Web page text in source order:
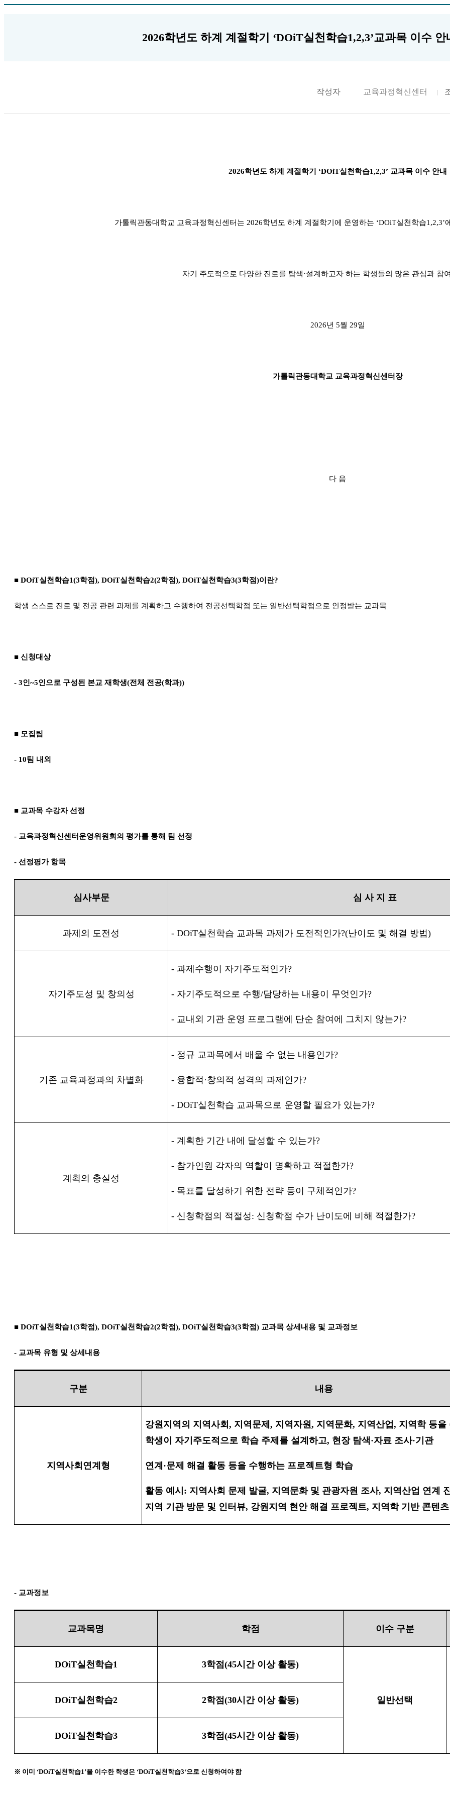
2026학년도 하계 계절학기 ‘DOiT실천학습1,2,3’교과목 이수
작성자 교육과정혁신센터
2026학년도 하계 계절학기 ‘DOiT실천학습1,2,3’ 교과목 이수 안내
가톨릭관동대학교 교육과정혁신센터는 2026학년도 하계 계절학기에 운영하는 ‘DOiT실천학습1,2,3’
자기 주도적으로 다양한 진로를 탐색·설계하고자 하는 학생들의 많은 관심과 참
2026년 5월 29일
가톨릭관동대학교 교육과정혁신센터장
다 음
■ DOiT실천학습1(3학점), DOiT실천학습2(2학점), DOiT실천학습3(3학점)이란?
학생 스스로 진로 및 전공 관련 과제를 계획하고 수행하여 전공선택학점 또는 일반선택학점으로 인정받는 교과목
■ 신청대상
- 3인~5인으로 구성된 본교 재학생(전체 전공(학과))
■ 모집팀
- 10팀 내외
■ 교과목 수강자 선정
- 교육과정혁신센터운영위원회의 평가를 통해 팀 선정
- 선정평가 항목
심사부문 심 사 지 표
과제의 도전성 - DOiT실천학습 교과목 과제가 도전적인가?(난이도 및 해결 방법)
자기주도성 및 창의성
- 과제수행이 자기주도적인가?
- 자기주도적으로 수행/담당하는 내용이 무엇인가?
- 교내외 기관 운영 프로그램에 단순 참여에 그치지 않는가?
기존 교육과정과의 차별화
- 정규 교과목에서 배울 수 없는 내용인가?
- 융합적 ·창의적 성격의 과제인가?
- DOiT실천학습 교과목으로 운영할 필요가 있는가?
계획의 충실성
- 계획한 기간 내에 달성할 수 있는가?
- 참가인원 각자의 역할이 명확하고 적절한가?
- 목표를 달성하기 위한 전략 등이 구체적인가?
- 신청학점의 적절성: 신청학점 수가 난이도에 비해 적절한가?
■ DOiT실천학습1(3학점), DOiT실천학습2(2학점), DOiT실천학습3(3학점) 교과목 상세내용 및 교과정보
- 교과목 유형 및 상세내용
구분 내용
지역사회연계형
강원지역의 지역사회 , 지역문제 , 지역자원 , 지역문화, 지역산업 , 지역학 등을
학생이 자기주도적으로 학습 주제를 설계하고, 현장 탐색·자료 조사·기관
연계 ·문제 해결 활동 등을 수행하는 프로젝트형 학습
활동 예시 : 지역사회 문제 발굴, 지역문화 및 관광자원 조사, 지역산업 연계
지역 기관 방문 및 인터뷰, 강원지역 현안 해결 프로젝트, 지역학 기반 콘텐
- 교과정보
교과목명 학점 이수 구분
DOiT실천학습1 3학점 (45시간 이상 활동)
일반선택
DOiT실천학습2 2학점 (30시간 이상 활동)
DOiT실천학습3 3학점 (45시간 이상 활동)
※ 이미 ‘DOiT실천학습1’을 이수한 학생은 ‘DOiT실천학습3‘으로 신청하여야 함